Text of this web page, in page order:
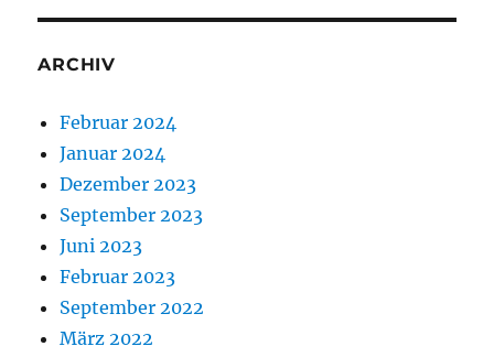
ARCHIV
Februar 2024
Januar 2024
Dezember 2023
September 2023
Juni 2023
Februar 2023
September 2022
März 2022